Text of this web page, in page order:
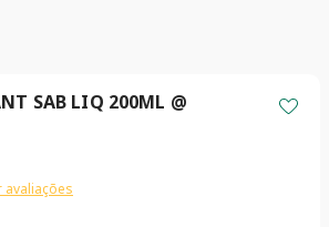
SAB LIQ 200ML @
avaliações